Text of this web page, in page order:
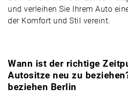
und verleihen Sie Ihrem Auto
der Komfort und Stil vereint.
Wann ist der richtige
Autositze neu zu
beziehen Berlin